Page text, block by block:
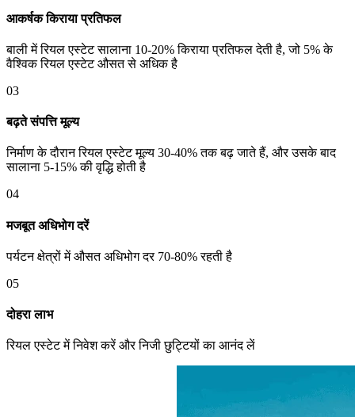
आकर्षक किराया प्रतिफल
बाली में रियल एस्टेट सालाना 10-20% किराया प्रतिफल देती है, जो 5% के
वैश्विक रियल एस्टेट औसत से अधिक है
03
बढ़ते संपत्ति मूल्य
निर्माण के दौरान रियल एस्टेट मूल्य 30-40% तक बढ़ जाते हैं, और उसके बाद
सालाना 5-15% की वृद्धि होती है
04
मजबूत अधिभोग दरें
पर्यटन क्षेत्रों में औसत अधिभोग दर 70-80% रहती है
05
दोहरा लाभ
रियल एस्टेट में निवेश करें और निजी छुट्टियों का आनंद लें